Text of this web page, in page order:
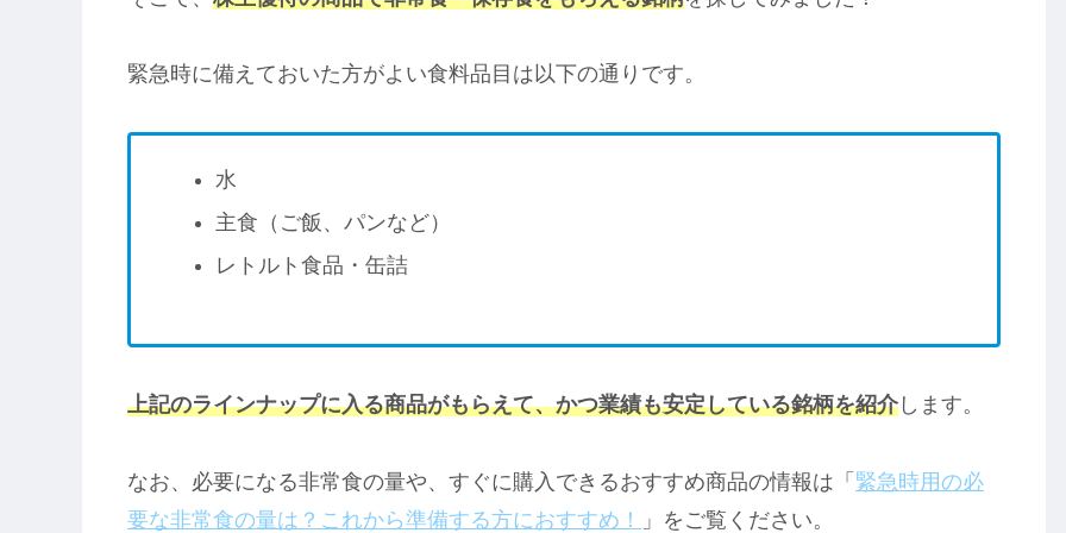
緊急時に備えておいた方がよい食料品目は以下の通りです。
水
主食（ご飯、パンなど）
レトルト食品・缶詰
上記のラインナップに入る商品がもらえて、かつ業績も安定している銘柄を紹介します。
なお、必要になる非常食の量や、すぐに購入できるおすすめ商品の情報は「 緊急時用の必
要な非常食の量は？これから準備する方におすすめ！
」をご覧ください。